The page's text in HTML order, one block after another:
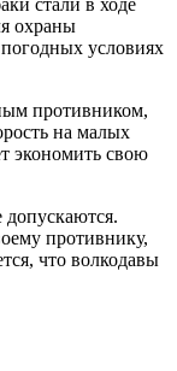
охраны
условиях
противником,
на малых
экономить свою
противнику,
что волкодавы